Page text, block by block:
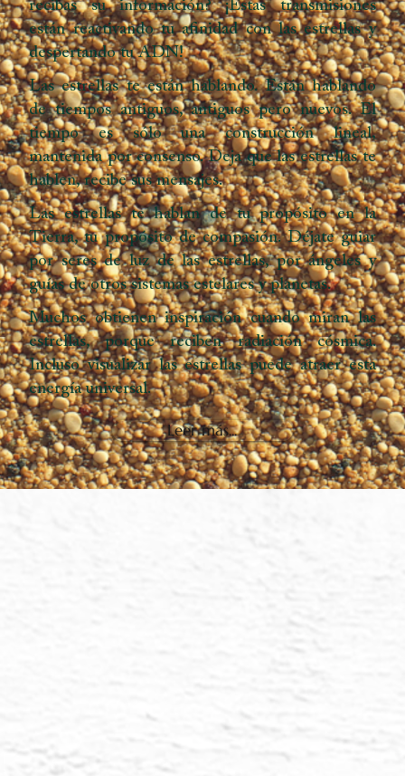
recibas su información? ¡Estas transmisiones
están reactivando tu afinidad con las estrellas y
despertando tu ADN!
Las estrellas te están hablando. Están hablando
de tiempos antiguos, antiguos pero nuevos. El
tiempo es sólo una construcción lineal,
mantenida por consenso. Deja que las estrellas te
hablen, recibe sus mensajes.
Las estrellas te hablan de tu propósito en la
Tierra, tu propósito de compasión. Déjate guiar
por seres de luz de las estrellas, por ángeles y
guías de otros sistemas estelares y planetas.
Muchos obtienen inspiración cuando miran las
estrellas, porque reciben radiación cósmica.
Incluso visualizar las estrellas puede atraer esta
energía universal.
Leer más...